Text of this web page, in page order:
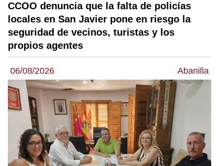
CCOO denuncia que la falta de policías
locales en San Javier pone en riesgo la
seguridad de vecinos, turistas y los
propios agentes
06/08/2026 Abanilla